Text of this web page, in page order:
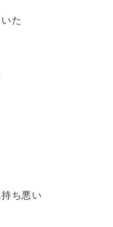
た
ち悪い